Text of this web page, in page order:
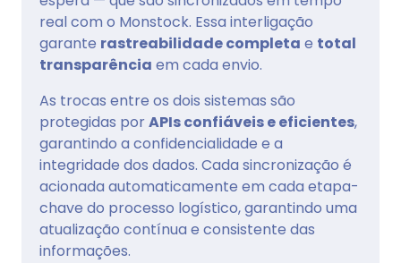
real com o Monstock. Essa interligação
garante rastreabilidade completa e total
transparência em cada envio.
As trocas entre os dois sistemas são
protegidas porAPIs confiáveis e eficientes,
garantindo a confidencialidade e a
integridade dos dados. Cada sincronização é
acionada automaticamente em cada etapa-
chave do processo logístico, garantindo uma
atualização contínua e consistente das
informações.